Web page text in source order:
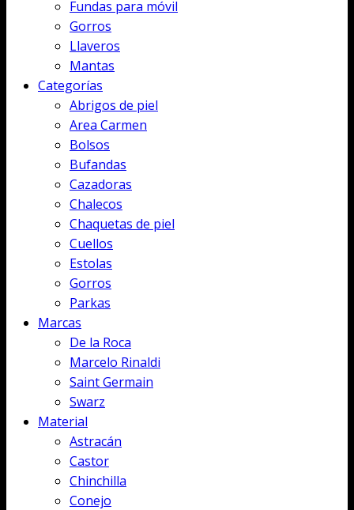
Fundas para móvil
Gorros
Llaveros
Mantas
Categorías
Abrigos de piel
Area Carmen
Bolsos
Bufandas
Cazadoras
Chalecos
Chaquetas de piel
Cuellos
Estolas
Gorros
Parkas
Marcas
De la Roca
Marcelo Rinaldi
Saint Germain
Swarz
Material
Astracán
Castor
Chinchilla
Conejo